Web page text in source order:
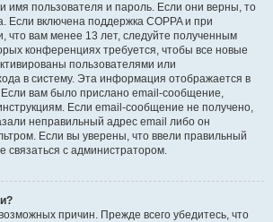
имя пользователя и пароль. Если они верны, то
Если включена поддержка COPPA и при
что вам менее 13 лет, следуйте полученным
конференциях требуется, чтобы все новые
пользователями или
в систему. Эта информация отображается в
Если вам было прислано email-сообщение,
Если email-сообщение не получено,
неправильный адрес email либо он
Если вы уверены, что ввели правильный
связаться с администратором.
причин. Прежде всего убедитесь, что